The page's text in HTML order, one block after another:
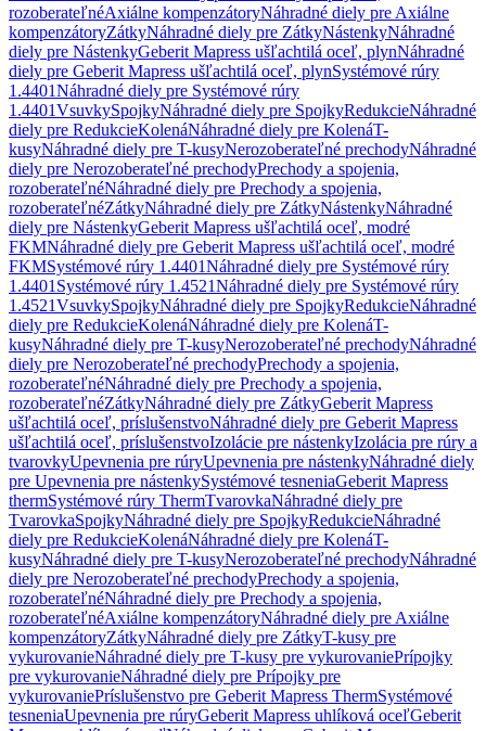
rozoberateľnéAxiálne kompenzátoryNáhradné diely pre Axiálne
kompenzátoryZátkyNáhradné diely pre ZátkyNástenkyNáhradné
diely pre NástenkyGeberit Mapress ušľachtilá oceľ, plynNáhradné
diely pre Geberit Mapress ušľachtilá oceľ, plynSystémové rúry
1.4401Náhradné diely pre Systémové rúry
1.4401VsuvkySpojkyNáhradné diely pre SpojkyRedukcieNáhradné
diely pre RedukcieKolenáNáhradné diely pre KolenáT-
kusyNáhradné diely pre T-kusyNerozoberateľné prechodyNáhradné
diely pre Nerozoberateľné prechodyPrechody a spojenia,
rozoberateľnéNáhradné diely pre Prechody a spojenia,
rozoberateľnéZátkyNáhradné diely pre ZátkyNástenkyNáhradné
diely pre NástenkyGeberit Mapress ušľachtilá oceľ, modré
FKMNáhradné diely pre Geberit Mapress ušľachtilá oceľ, modré
FKMSystémové rúry 1.4401Náhradné diely pre Systémové rúry
1.4401 Systémové rúry 1.4521Náhradné diely pre Systémové rúry
1.4521VsuvkySpojkyNáhradné diely pre SpojkyRedukcieNáhradné
diely pre RedukcieKolenáNáhradné diely pre KolenáT-
kusyNáhradné diely pre T-kusyNerozoberateľné prechodyNáhradné
diely pre Nerozoberateľné prechodyPrechody a spojenia,
rozoberateľnéNáhradné diely pre Prechody a spojenia,
rozoberateľnéZátkyNáhradné diely pre ZátkyGeberit Mapress
ušľachtilá oceľ, príslušenstvoNáhradné diely pre Geberit Mapress
ušľachtilá oceľ, príslušenstvoIzolácie pre nástenkyIzolácia pre rúry a
tvarovkyUpevnenia pre rúryUpevnenia pre nástenkyNáhradné diely
pre Upevnenia pre nástenkySystémové tesneniaGeberit Mapress
thermSystémové rúry ThermTvarovkaNáhradné diely pre
TvarovkaSpojkyNáhradné diely pre SpojkyRedukcieNáhradné
diely pre RedukcieKolenáNáhradné diely pre KolenáT-
kusyNáhradné diely pre T-kusyNerozoberateľné prechodyNáhradné
diely pre Nerozoberateľné prechodyPrechody a spojenia,
rozoberateľnéNáhradné diely pre Prechody a spojenia,
rozoberateľnéAxiálne kompenzátoryNáhradné diely pre Axiálne
kompenzátoryZátkyNáhradné diely pre ZátkyT-kusy pre
vykurovanieNáhradné diely pre T-kusy pre vykurovaniePrípojky
pre vykurovanieNáhradné diely pre Prípojky pre
vykurovaniePríslušenstvo pre Geberit Mapress ThermSystémové
tesneniaUpevnenia pre rúryGeberit Mapress uhlíková oceľGeberit